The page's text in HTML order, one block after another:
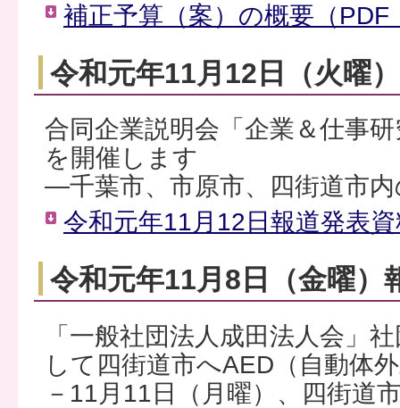
補正予算（案）の概要（PDF
令和元年11月12日（火曜
合同企業説明会「企業＆仕事
を開催します
―千葉市、市原市、四街道市
令和元年11月12日報道発表
令和元年11月8日（金曜）
「一般社団法人成田法人会」
して四街道市へAED（自動体
－11月11日（月曜）、四街道